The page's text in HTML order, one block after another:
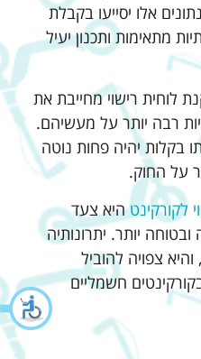
אלו יסייעו בקבלת
מתאימות ותכנון יעיל
לוחית רישוי מחייבת את
רבה יותר על מעשיהם.
בקלות יהיה פחות נוטה
על החוק.
לקורקינטהיא צעד
יותר. יתרונותיה
צפויה להוביל
חשמליים